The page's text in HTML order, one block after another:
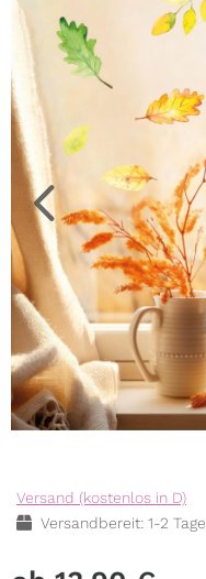
Versand (kostenlos in D)
Versandbereit: 1-2 Tage